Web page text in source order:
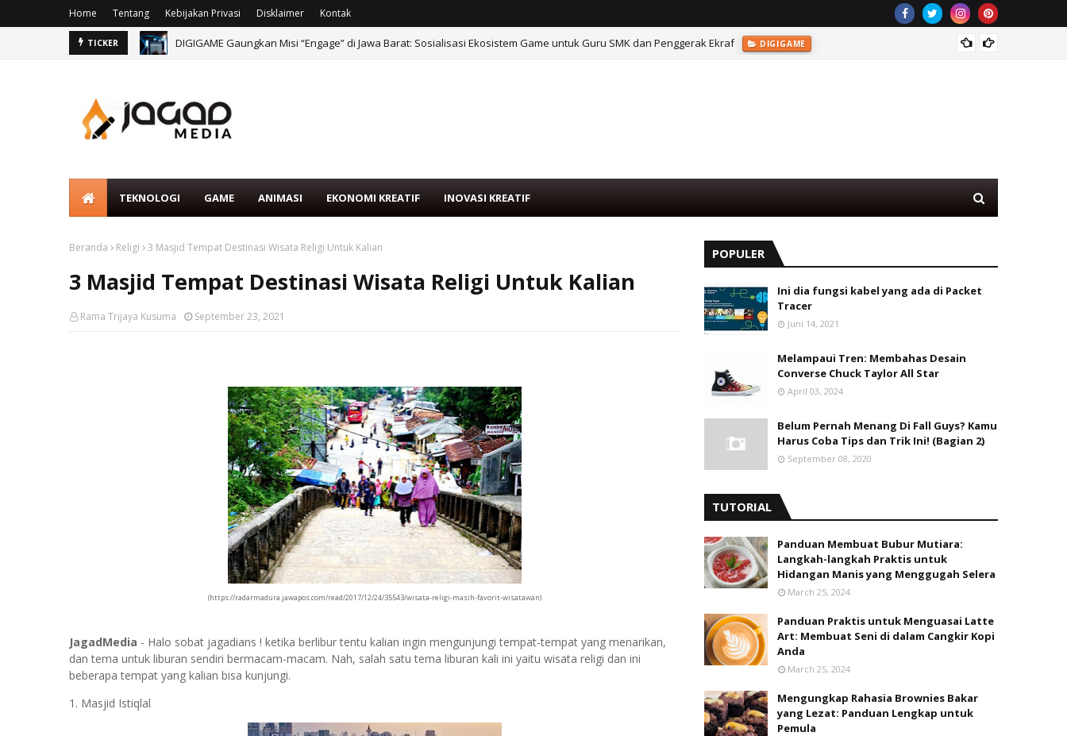
Home Tentang Kebijakan Privasi Disklaimer Kontak
TICKER
DIGIGAME Gaungkan Misi “Engage” di Jawa Barat: Sosialisasi Ekosistem Game untuk Guru SMK dan Penggerak Ekraf DIGIGAME
Game Talk Play Everyday Encounters sebagai Wahana Edukasi Interaktif di Ruang Publik
TEKNOLOGI GAME ANIMASI EKONOMI KREATIF INOVASI KREATIF
Beranda Religi 3 Masjid Tempat Destinasi Wisata Religi Untuk Kalian
3 Masjid Tempat Destinasi Wisata Religi Untuk Kalian
Rama Trijaya Kusuma September 23, 2021
(https://radarmadura.jawapos.com/read/2017/12/24/35543/wisata-religi-masih-favorit-wisatawan)
JagadMedia - Halo sobat jagadians ! ketika berlibur tentu kalian ingin mengunjungi tempat-tempat yang menarikan,
dan tema untuk liburan sendiri bermacam-macam. Nah, salah satu tema liburan kali ini yaitu wisata religi dan ini
beberapa tempat yang kalian bisa kunjungi.
1. Masjid Istiqlal
POPULER
Ini dia fungsi kabel yang ada di Packet
Tracer
Juni 14, 2021
Melampaui Tren: Membahas Desain
Converse Chuck Taylor All Star
April 03, 2024
Belum Pernah Menang Di Fall Guys? Kamu
Harus Coba Tips dan Trik Ini! (Bagian 2)
September 08, 2020
TUTORIAL
Panduan Membuat Bubur Mutiara:
Langkah-langkah Praktis untuk
Hidangan Manis yang Menggugah Selera
March 25, 2024
Panduan Praktis untuk Menguasai Latte
Art: Membuat Seni di dalam Cangkir Kopi
Anda
March 25, 2024
Mengungkap Rahasia Brownies Bakar
yang Lezat: Panduan Lengkap untuk
Pemula